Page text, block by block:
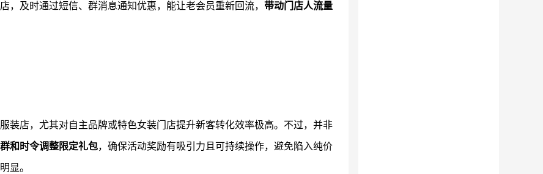
，及时通过短信、群消息通知优惠，能让老会员重新回流， 带动门店人流量
装店，尤其对自主品牌或特色女装门店提升新客转化效率极高。不过，并非
和时令调整限定礼包，确保活动奖励有吸引力且可持续操作，避免陷入纯价
显。